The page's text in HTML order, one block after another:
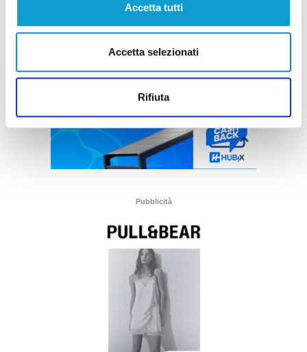
Accetta tutti
Accetta selezionati
Rifiuta
Pubblicità